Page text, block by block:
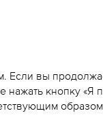
вы
нажать кнопку «Я